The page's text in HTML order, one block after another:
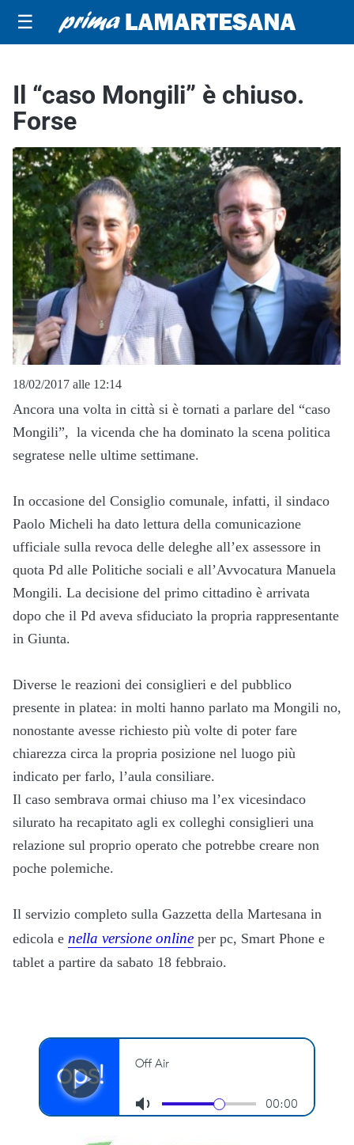
☰
Il “caso Mongili” è chiuso.
Forse
18/02/2017 alle 12:14
Ancora una volta in città si è tornati a parlare del “caso
Mongili”, la vicenda che ha dominato la scena politica
segratese nelle ultime settimane.
In occasione del Consiglio comunale, infatti, il sindaco
Paolo Micheli ha dato lettura della comunicazione
ufficiale sulla revoca delle deleghe all’ex assessore in
quota Pd alle Politiche sociali e all’Avvocatura Manuela
Mongili. La decisione del primo cittadino è arrivata
dopo che il Pd aveva sfiduciato la propria rappresentante
in Giunta.
Diverse le reazioni dei consiglieri e del pubblico
presente in platea: in molti hanno parlato ma Mongili no,
nonostante avesse richiesto più volte di poter fare
chiarezza circa la propria posizione nel luogo più
indicato per farlo, l’aula consiliare.
Il caso sembrava ormai chiuso ma l’ex vicesindaco
silurato ha recapitato agli ex colleghi consiglieri una
relazione sul proprio operato che potrebbe creare non
poche polemiche.
Il servizio completo sulla Gazzetta della Martesana in
edicola e nella versione online per pc, Smart Phone e
tablet a partire da sabato 18 febbraio.